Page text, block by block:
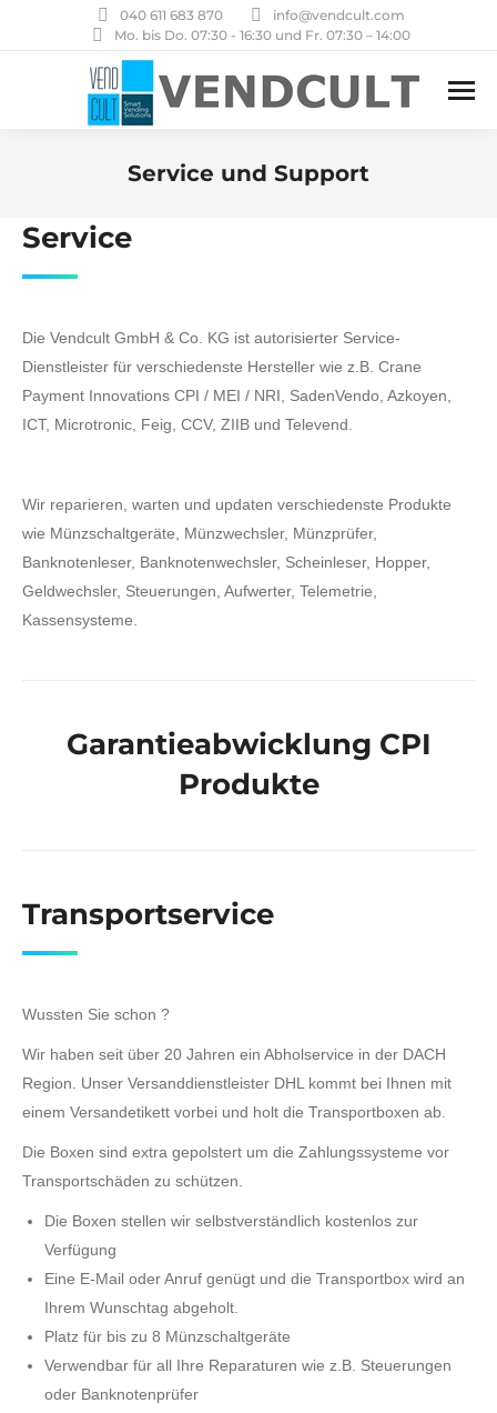
040 611 683 870
info@vendcult.com
Mo. bis Do. 07:30 - 16:30 und Fr. 07:30 – 14:00
Service und Support
Service
Die Vendcult GmbH & Co. KG ist autorisierter Service-
Dienstleister für verschiedenste Hersteller wie z.B. Crane
Payment Innovations CPI / MEI / NRI, SadenVendo, Azkoyen,
ICT, Microtronic, Feig, CCV, ZIIB und Televend.
Wir reparieren, warten und updaten verschiedenste Produkte
wie Münzschaltgeräte, Münzwechsler, Münzprüfer,
Banknotenleser, Banknotenwechsler, Scheinleser, Hopper,
Geldwechsler, Steuerungen, Aufwerter, Telemetrie,
Kassensysteme.
Garantieabwicklung CPI
Produkte
Transportservice
Wussten Sie schon ?
Wir haben seit über 20 Jahren ein Abholservice in der DACH
Region. Unser Versanddienstleister DHL kommt bei Ihnen mit
einem Versandetikett vorbei und holt die Transportboxen ab.
Die Boxen sind extra gepolstert um die Zahlungssysteme vor
Transportschäden zu schützen.
Die Boxen stellen wir selbstverständlich kostenlos zur
Verfügung
Eine E-Mail oder Anruf genügt und die Transportbox wird an
Ihrem Wunschtag abgeholt.
Platz für bis zu 8 Münzschaltgeräte
Verwendbar für all Ihre Reparaturen wie z.B. Steuerungen
oder Banknotenprüfer